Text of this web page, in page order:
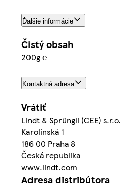
Ďalšie informácie
Čistý obsah
200g ℮
Kontaktná adresa
Vrátiť
Lindt & Sprüngli (CEE) s.r.o.
Karolinská 1
186 00 Praha 8
Česká republika
www.lindt.com
Adresa distribútora